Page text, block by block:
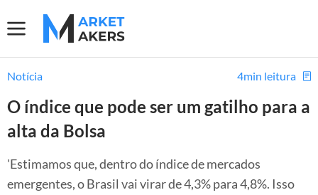
Notícia 4min leitura
O índice que pode ser um gatilho para a
alta da Bolsa
'Estimamos que, dentro do índice de mercados
emergentes, o Brasil vai virar de 4,3% para 4,8%. Isso